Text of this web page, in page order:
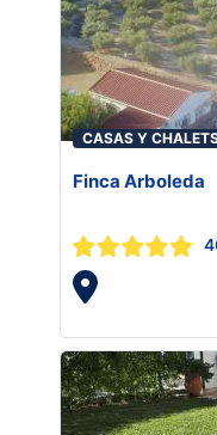
CASAS Y
Finca Arboleda